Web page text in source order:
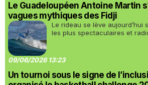
Le Guadeloupéen Antoine Martin
vagues mythiques des Fidji
Le rideau se lève aujourd’hui
les plus spectaculaires et
09/06/2026 13:23
Un tournoi sous le signe de